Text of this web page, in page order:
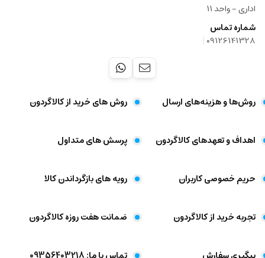
اداری - واحد ۱۱
شماره تماس
09126141328
|
روش‌ها و هزینه‌های ارسال روش های خرید از کالاگردون
اهداف و تعهد‌های کالاگردون پرسش های متداول
حریم خصوصی کاربران رویه های بازگرداندن کالا
تجربه خرید از کالاگردون ضمانت هفت روزه کالاگردون